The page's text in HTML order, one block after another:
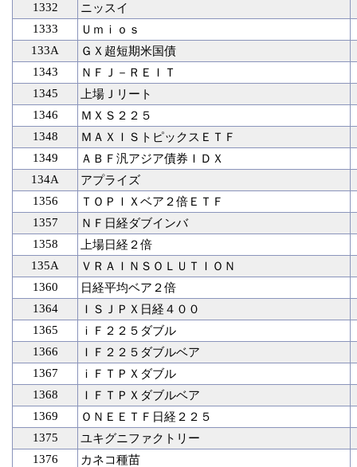
1332
ニッスイ
1333
Ｕｍｉｏｓ
133A
ＧＸ超短期米国債
1343
ＮＦＪ－ＲＥＩＴ
1345
上場Ｊリート
1346
ＭＸＳ２２５
1348
ＭＡＸＩＳトピックスＥＴＦ
1349
ＡＢＦ汎アジア債券ＩＤＸ
134A
アプライズ
1356
ＴＯＰＩＸベア２倍ＥＴＦ
1357
ＮＦ日経ダブインバ
1358
上場日経２倍
135A
ＶＲＡＩＮＳＯＬＵＴＩＯＮ
1360
日経平均ベア２倍
1364
ＩＳＪＰＸ日経４００
1365
ｉＦ２２５ダブル
1366
ＩＦ２２５ダブルベア
1367
ｉＦＴＰＸダブル
1368
ＩＦＴＰＸダブルベア
1369
ＯＮＥＥＴＦ日経２２５
1375
ユキグニファクトリー
1376
カネコ種苗